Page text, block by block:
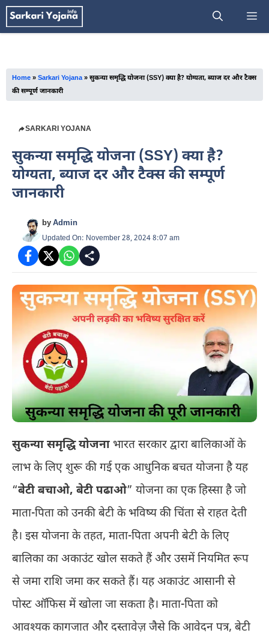
Skip
to
Home » Sarkari Yojana» सुकन्या समृद्धि योजना (SSY) क्या है? योग्यता, ब्याज दर और टैक्स
की सम्पूर्ण जानकारी
SARKARI YOJANA
सुकन्या समृद्धि योजना (SSY) क्या है?
योग्यता, ब्याज दर और टैक्स की सम्पूर्ण
जानकारी
byAdmin
Updated On: November 28, 2024 8:07 am
सुकन्या समृद्धि योजना भारत सरकार द्वारा बालिकाओं के
लाभ के लिए शुरू की गई एक आधुनिक बचत योजना है यह
“बेटी बचाओ, बेटी पढाओ” योजना का एक हिस्सा है जो
माता-पिता को उनकी बेटी के भविष्य की चिंता से राहत देती
है। इस योजना के तहत, माता-पिता अपनी बेटी के लिए
बालिका का अकाउंट खोल सकते हैं और उसमें नियमित रूप
से जमा राशि जमा कर सकते हैं। यह अकाउंट आसानी से
पोस्ट ऑफिस में खोला जा सकता है। माता-पिता को
आवश्यक कागजात और दस्तावेज़ जैसे कि आवेदन पत्र, बेटी